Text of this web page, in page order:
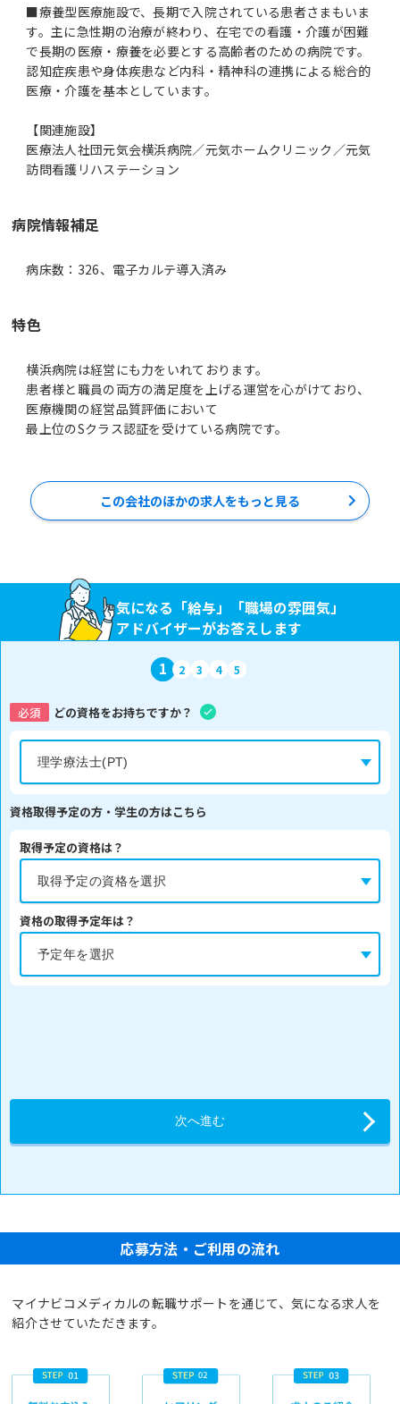
■療養型医療施設で、長期で入院されている患者さまもいま
す。主に急性期の治療が終わり、在宅での看護・介護が困難
で長期の医療・療養を必要とする高齢者のための病院です。
認知症疾患や身体疾患など内科・精神科の連携による総合的
医療・介護を基本としています。
【関連施設】
医療法人社団元気会横浜病院／元気ホームクリニック／元気
訪問看護リハステーション
病院情報補足
病床数：326、電子カルテ導入済み
特色
横浜病院は経営にも力をいれております。
患者様と職員の両方の満足度を上げる運営を心がけており、
医療機関の経営品質評価において
最上位のSクラス認証を受けている病院です。
この会社のほかの求人をもっと見る
気になる「給与」「職場の雰囲気」
アドバイザーがお答えします
1 2 3 4 5
必須 どの資格をお持ちですか？
資格取得予定の方・学生の方はこちら
取得予定の資格は？
資格の取得予定年は？
応募方法・ご利用の流れ
マイナビコメディカルの転職サポートを通じて、気になる求人を
紹介させていただきます。